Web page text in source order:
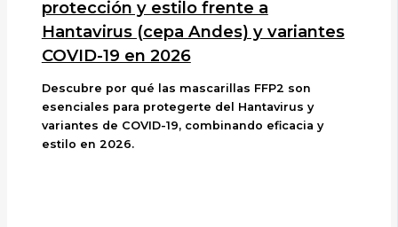
protección y estilo frente a
Hantavirus (cepa Andes) y variantes
COVID-19 en 2026
Descubre por qué las mascarillas FFP2 son
esenciales para protegerte del Hantavirus y
variantes de COVID-19, combinando eficacia y
estilo en 2026.